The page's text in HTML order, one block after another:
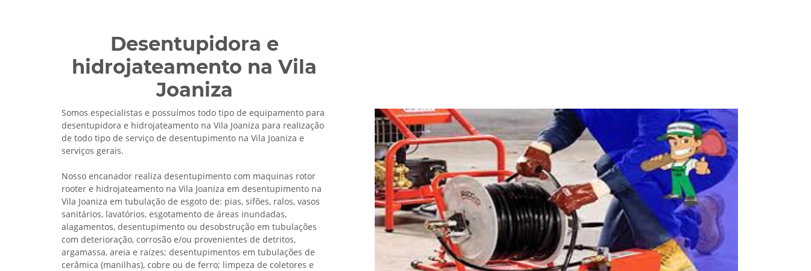
Desentupidora e
hidrojateamento na Vila
Joaniza
Somos especialistas e possuímos todo tipo de equipamento para
desentupidora e hidrojateamento na Vila Joaniza para realização
de todo tipo de serviço de desentupimento na Vila Joaniza e
serviços gerais.
Nosso encanador realiza desentupimento com maquinas rotor
rooter e hidrojateamento na Vila Joaniza em desentupimento na
Vila Joaniza em tubulação de esgoto de: pias, sifões, ralos, vasos
sanitários, lavatórios, esgotamento de áreas inundadas,
alagamentos, desentupimento ou desobstrução em tubulações
com deterioração, corrosão e/ou provenientes de detritos,
argamassa, areia e raízes; desentupimentos em tubulações de
cerâmica (manilhas), cobre ou de ferro; limpeza de coletores e